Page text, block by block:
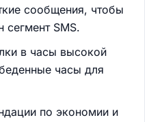
сообщения, чтобы
сегмент SMS.
в часы высокой
часы для
по экономии и